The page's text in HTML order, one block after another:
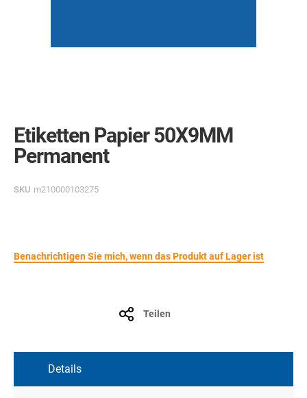
beginning
of
the
gallery
Etiketten Papier 50X9MM
Permanent
SKU m210000103275
Benachrichtigen Sie mich, wenn das Produkt auf Lager ist
Teilen
Details